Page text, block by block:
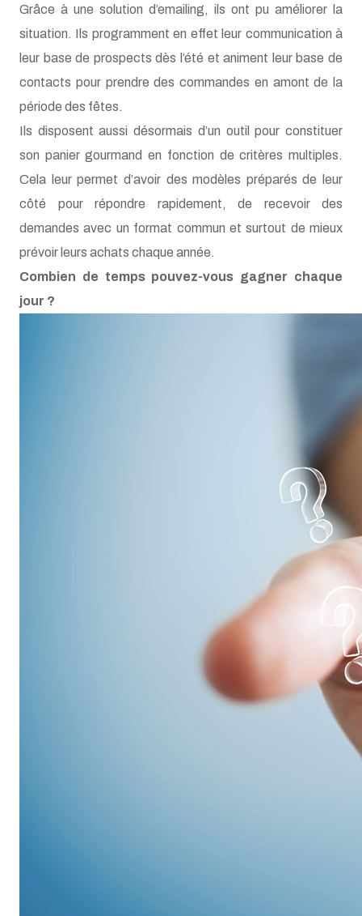
situation. Ils programment en effet leur communication à
leur base de prospects dès l’été et animent leur base de
contacts pour prendre des commandes en amont de la
période des fêtes.
Ils disposent aussi désormais d’un outil pour constituer
son panier gourmand en fonction de critères multiples.
Cela leur permet d’avoir des modèles préparés de leur
côté pour répondre rapidement, de recevoir des
demandes avec un format commun et surtout de mieux
prévoir leurs achats chaque année.
Combien de temps pouvez-vous gagner chaque
jour ?